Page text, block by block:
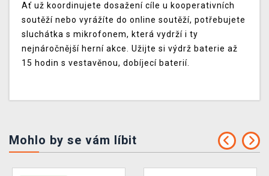
Ať už koordinujete dosažení cíle u kooperativních
soutěží nebo vyrážíte do online soutěží, potřebujete
sluchátka s mikrofonem, která vydrží i ty
nejnáročnější herní akce. Užijte si výdrž baterie až
15 hodin s vestavěnou, dobíjecí baterií.
Mohlo by se vám líbit